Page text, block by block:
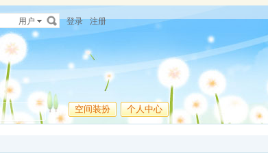
用户 登录 注册
空间装扮 个人中心